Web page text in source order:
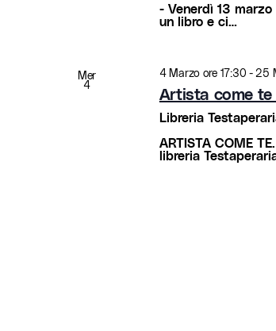
- Venerdì 13
un libro e ci…
Mer
4 Artista come te
4 Marzo ore 17:30 - 25
Libreria
ARTISTA COME
libreria